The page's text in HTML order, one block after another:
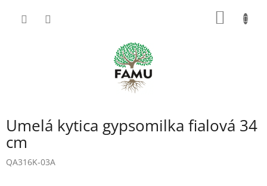
Umelá kytica gypsomilka fialová 34
cm
QA316K-03A